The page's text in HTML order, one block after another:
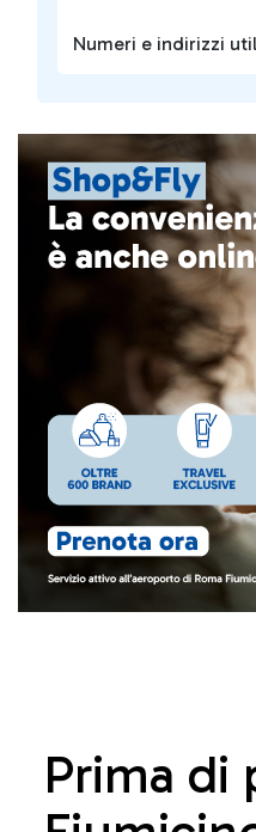
Prima di
Numeri e indirizzi